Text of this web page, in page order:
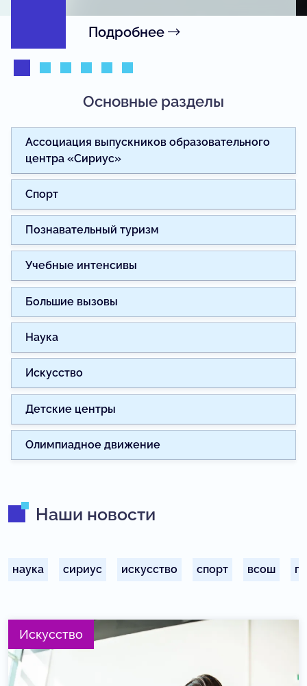
Подробнее
Основные разделы
Ассоциация выпускников образовательного
центра «Сириус»
Наука
Спорт
Искусство
Познавательный туризм
Детские центры
Учебные интенсивы
Олимпиадное движение
Большие вызовы
Наши новости
наука сириус искусство спорт всош
Искусство